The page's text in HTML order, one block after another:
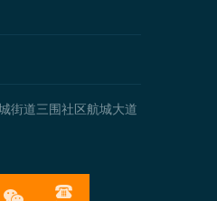
街道三围社区航城大道